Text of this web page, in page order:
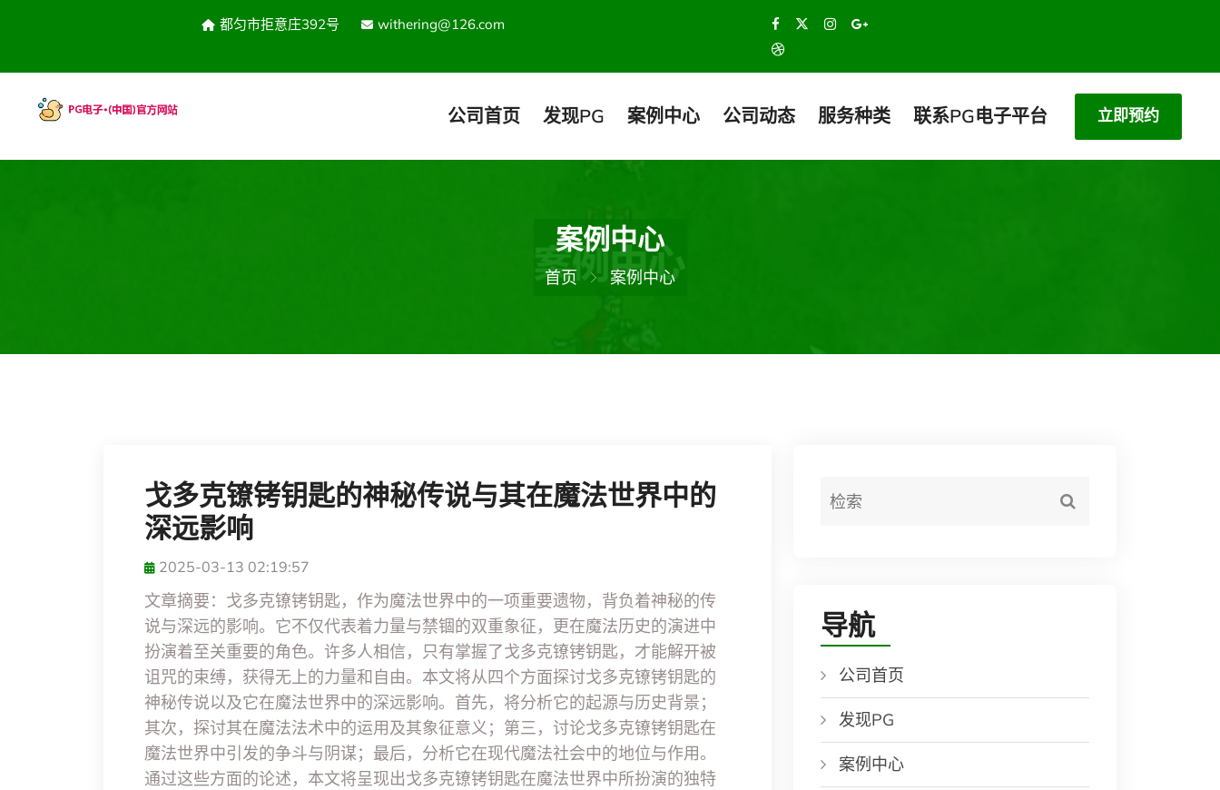
都匀市拒意庄392号 withering@126.com
公司首页 发现PG 案例中心 公司动态 服务种类 联系PG电子平台 立即预约
案例中心
首页 案例中心
戈多克镣铐钥匙的神秘传说与其在魔法世界中的
深远影响
2025-03-13 02:19:57
文章摘要：戈多克镣铐钥匙，作为魔法世界中的一项重要遗物，背负着神秘的传
说与深远的影响。它不仅代表着力量与禁锢的双重象征，更在魔法历史的演进中
扮演着至关重要的角色。许多人相信，只有掌握了戈多克镣铐钥匙，才能解开被
诅咒的束缚，获得无上的力量和自由。本文将从四个方面探讨戈多克镣铐钥匙的
神秘传说以及它在魔法世界中的深远影响。首先，将分析它的起源与历史背景；
其次，探讨其在魔法法术中的运用及其象征意义；第三，讨论戈多克镣铐钥匙在
魔法世界中引发的争斗与阴谋；最后，分析它在现代魔法社会中的地位与作用。
通过这些方面的论述，本文将呈现出戈多克镣铐钥匙在魔法世界中所扮演的独特
导航
公司首页
发现PG
案例中心